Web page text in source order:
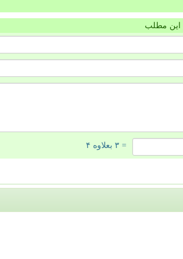
این مطلب
= ۳ بعلاوه ۴